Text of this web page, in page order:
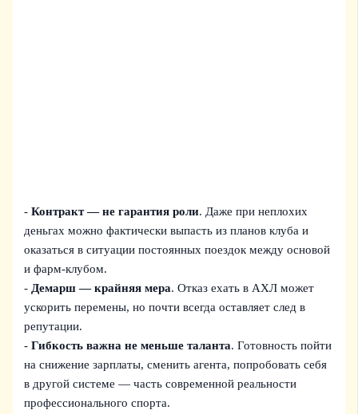
-Контракт — не гарантия роли. Даже при неплохих
деньгах можно фактически выпасть из планов клуба и
оказаться в ситуации постоянных поездок между основой
и фарм-клубом.
-Демарш — крайняя мера. Отказ ехать в АХЛ может
ускорить перемены, но почти всегда оставляет след в
репутации.
-Гибкость важна не меньше таланта. Готовность пойти
на снижение зарплаты, сменить агента, попробовать себя
в другой системе — часть современной реальности
профессионального спорта.